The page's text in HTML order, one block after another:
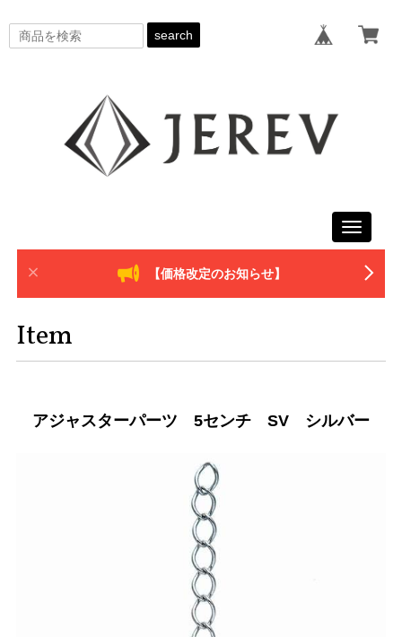
search
Toggle
【価格改定のお知らせ】
Item
アジャスターパーツ 5センチ SV シルバー